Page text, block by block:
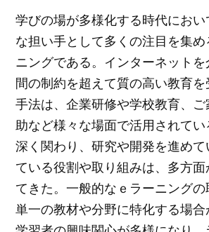
学びの場が多様化する時代にお
な担い手として多くの注目を集
ニングである。 インターネット
間の制約を超えて質の高い教育
手法は、企業研修や学校教育、
助など様々な場面で活用されて
深く関わり、研究や開発を進めて
ている役割や取り組みは、多方
てきた。一般的なｅラーニングの
単一の教材や分野に特化する場合